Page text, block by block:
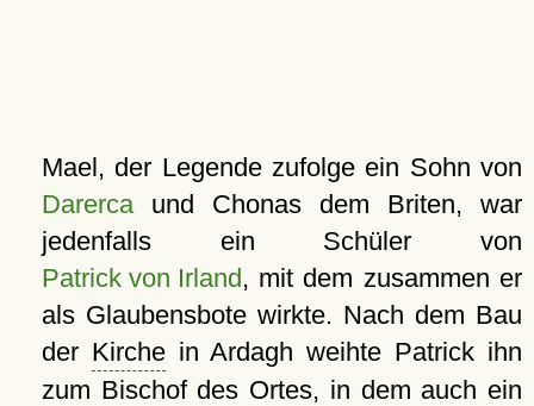
Mael, der Legende zufolge ein Sohn von
Darercaund Chonas dem Briten, war
jedenfalls ein Schüler von
Patrick von Irland, mit dem zusammen er
als Glaubensbote wirkte. Nach dem Bau
der Kirchein Ardagh weihte Patrick ihn
zum Bischof des Ortes, in dem auch ein